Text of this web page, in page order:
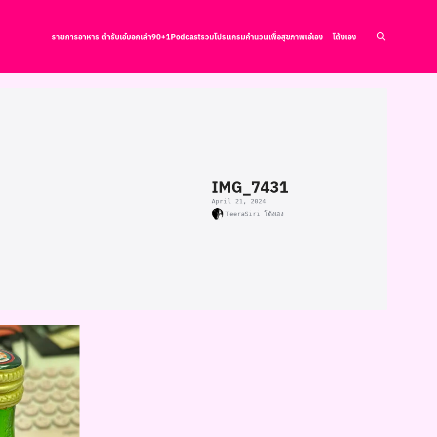
รายการอาหาร ตำรับเอ๋บอกเล่า90+1Podcastรวมโปรแกรมคำนวนเพื่อสุขภาพเอ๋เอง โต้งเอง
IMG_7431
April 21, 2024
TeeraSiri โต้งเอง